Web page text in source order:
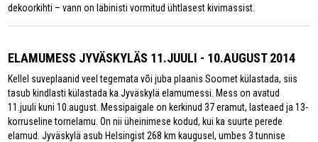
dekoorkihti – vann on läbinisti vormitud ühtlasest kivimassist.
ELAMUMESS JYVÄSKYLÄS 11.JUULI - 10.AUGUST 2014
Kellel suveplaanid veel tegemata või juba plaanis Soomet külastada, siis
tasub kindlasti külastada ka Jyväskylä elamumessi. Mess on avatud
11.juuli kuni 10.august. Messipaigale on kerkinud 37 eramut, lasteaed ja 13-
korruseline tornelamu. On nii üheinimese kodud, kui ka suurte perede
elamud. Jyväskylä asub Helsingist 268 km kaugusel, umbes 3 tunnise